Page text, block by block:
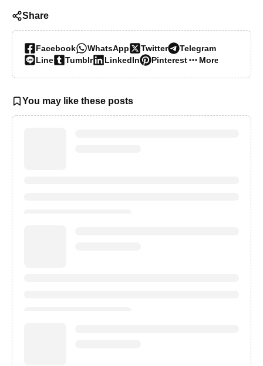
Share
Facebook WhatsApp Twitter
Telegram
Line
Tumblr LinkedIn Pinterest More…
You may like these posts